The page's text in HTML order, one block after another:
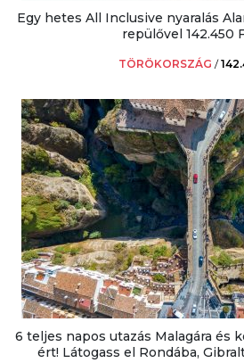
Egy hetes All Inclusive nyaralás
repülővel 142.450
TÖRÖKORSZÁG /
6 teljes napos utazás Malagára és
ért! Látogass el Rondába,